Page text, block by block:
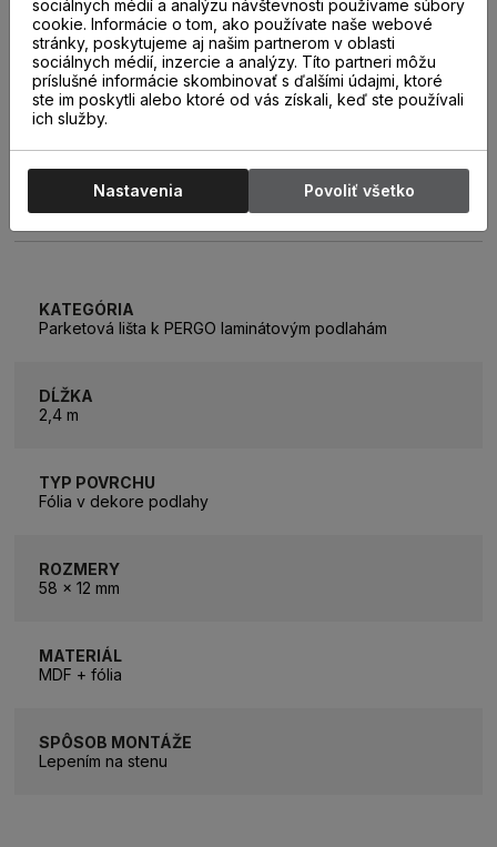
KATEGÓRIA
Parketová lišta k PERGO laminátovým podlahám
DĹŽKA
2,4 m
TYP POVRCHU
Fólia v dekore podlahy
ROZMERY
58 x 12 mm
MATERIÁL
MDF + fólia
SPÔSOB MONTÁŽE
Lepením na stenu
sociálnych médií a analýzu návštevnosti používame súbory
cookie. Informácie o tom, ako používate naše webové
stránky, poskytujeme aj našim partnerom v oblasti
sociálnych médií, inzercie a analýzy. Títo partneri môžu
príslušné informácie skombinovať s ďalšími údajmi, ktoré
ste im poskytli alebo ktoré od vás získali, keď ste používali
ich služby.
Nastavenia Povoliť všetko